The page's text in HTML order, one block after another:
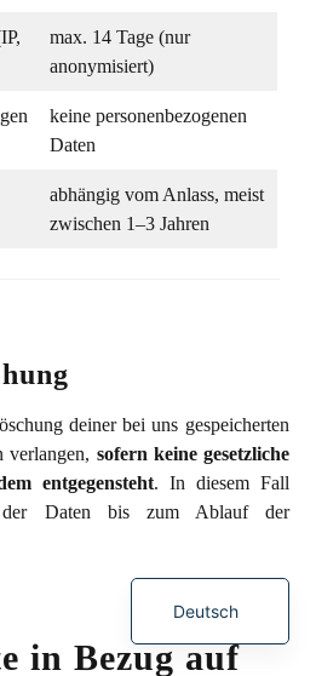
max. 14 Tage (nur
anonymisiert)
keine personenbezogenen
Daten
abhängig vom Anlass, meist
zwischen 1–3 Jahren
deiner bei uns gespeicherten
verlangen, sofern keine gesetzliche
entgegensteht. In diesem Fall
der Daten bis zum Ablauf der
in Bezug auf
Deutsch